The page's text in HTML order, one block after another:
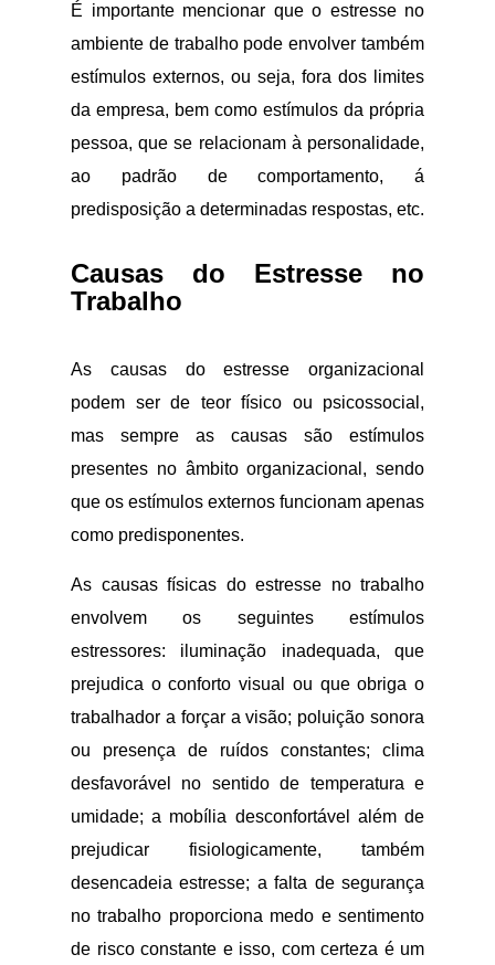
É importante mencionar que o estresse no
ambiente de trabalho pode envolver também
estímulos externos, ou seja, fora dos limites
da empresa, bem como estímulos da própria
pessoa, que se relacionam à personalidade,
ao padrão de comportamento, á
predisposição a determinadas respostas, etc.
Causas do Estresse no
Trabalho
As causas do estresse organizacional
podem ser de teor físico ou psicossocial,
mas sempre as causas são estímulos
presentes no âmbito organizacional, sendo
que os estímulos externos funcionam apenas
como predisponentes.
As causas físicas do estresse no trabalho
envolvem os seguintes estímulos
estressores: iluminação inadequada, que
prejudica o conforto visual ou que obriga o
trabalhador a forçar a visão; poluição sonora
ou presença de ruídos constantes; clima
desfavorável no sentido de temperatura e
umidade; a mobília desconfortável além de
prejudicar fisiologicamente, também
desencadeia estresse; a falta de segurança
no trabalho proporciona medo e sentimento
de risco constante e isso, com certeza é um